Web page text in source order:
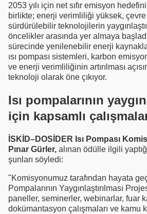
2053 yılı için net sıfır emisyon
birlikte; enerji verimliliği yüksek,
sürdürülebilir teknolojilerin
öncelikler arasında yer almaya
sürecinde yenilenebilir enerji
ısı pompası sistemleri, karbon
ve enerji verimliliğinin artırılması
teknoloji olarak öne çıkıyor.
Isı pompalarının
için kapsamlı
İSKİD–DOSİDER Isı Pompası
Pınar Gürler, alınan ödülle ilgili
şunları söyledi:
"Komisyonumuz tarafından hayata
Pompalarının Yaygınlaştırılması
paneller, seminerler, webinarlar, fuar
dokümantasyon çalışmaları ve kamu